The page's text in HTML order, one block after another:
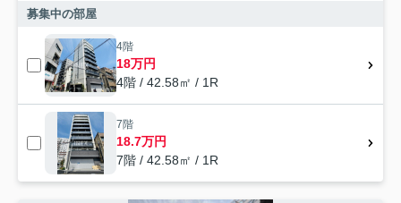
募集中の部屋
4階
18万円
4階 / 42.58㎡ / 1R
7階
18.7万円
7階 / 42.58㎡ / 1R